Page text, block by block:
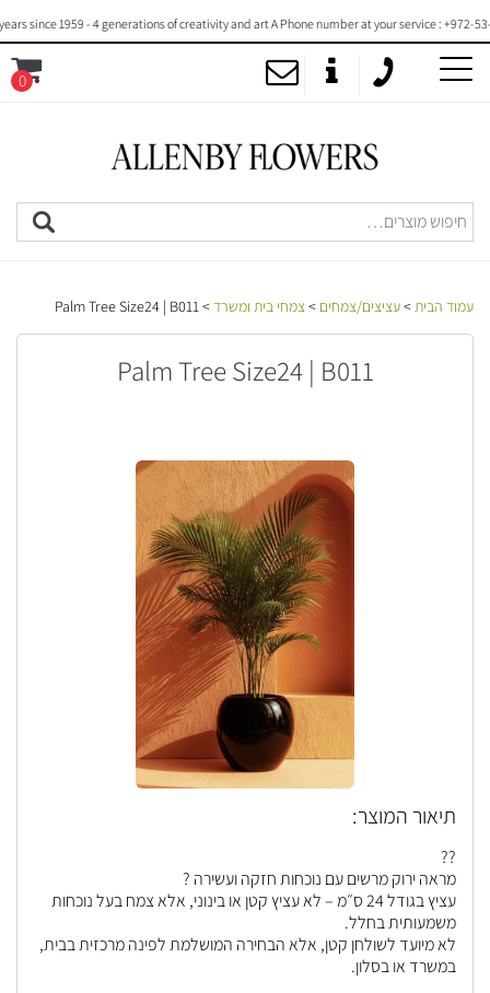
since 1959 - 4 generations of creativity and art A Phone number at your service : +972-53-
0
עמוד הבית>עציצים/צמחים >צמחי בית ומשרד> Palm Tree Size24 | B011
Palm Tree Size24 | B011
תיאור המוצר:
??
מראה ירוק מרשים עם נוכחות חזקה ועשירה ?
עציץ בגודל 24 ס״מ – לא עציץ קטן או בינוני, אלא צמח בעל נוכחות
משמעותית בחלל.
לא מיועד לשולחן קטן, אלא הבחירה המושלמת לפינה מרכזית בבית,
במשרד או בסלון.